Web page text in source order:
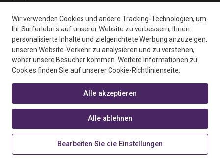
Wir verwenden Cookies und andere Tracking-Technologien, um
Ihr Surferlebnis auf unserer Website zu verbessern, Ihnen
personalisierte Inhalte und zielgerichtete Werbung anzuzeigen,
unseren Website-Verkehr zu analysieren und zu verstehen,
woher unsere Besucher kommen. Weitere Informationen zu
Cookies finden Sie auf unserer Cookie-Richtlinienseite.
Alle akzeptieren
Alle ablehnen
Bearbeiten Sie die Einstellungen
Häufig Gestellte Fragen
New Generation Media LLC ist ein autorisierter Geschäftspartner
von Digiturk Play Overseas.
Digiturk Play ist ein Unternehmen der beIN MEDIA GROUP.
©2026 New Generation Media LLC, Alle Rechte vorbehalten.